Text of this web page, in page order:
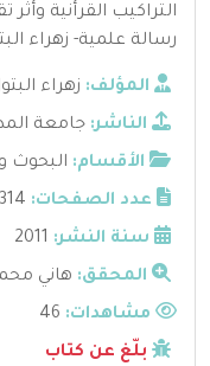
التراكيب القرأنية وأثر
رسالة علمية- زهراء
المؤلف: زهراء
الناشر: جامعة
الأقسام: البحوث
عدد الصفحات: 314
سنة النشر: 2011
المحقق: هاني
مشاهدات:
بلّغ عن كتاب